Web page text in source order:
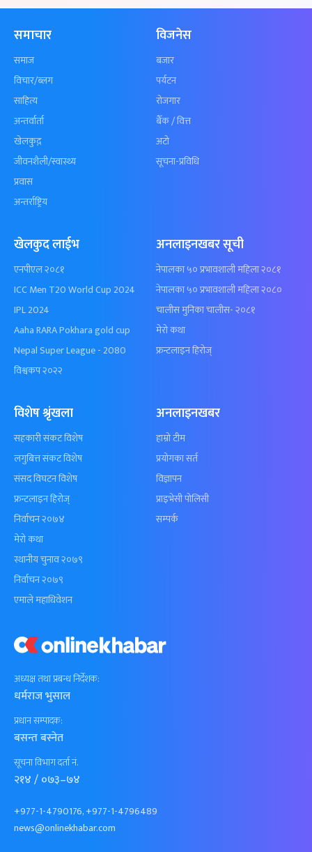
अध्यक्ष तथा प्रबन्ध निर्देशक:
धर्मराज भुसाल
प्रधान सम्पादक:
बसन्त बस्नेत
सूचना विभाग दर्ता नं.
२१४ / ०७३–७४
+977-1-4790176, +977-1-4796489
news@onlinekhabar.com
समाचार
समाज
विचार/ब्लग
साहित्य
अन्तर्वार्ता
खेलकुद़़
जीवनशैली/स्वास्थ्य
प्रवास
अन्तर्राष्ट्रिय
विजनेस
बजार
पर्यटन
रोजगार
बैँक / वित्त
अटो
सूचना-प्रविधि
खेलकुद लाईभ
एनपीएल २०८१
ICC Men T20 World Cup 2024
IPL 2024
Aaha RARA Pokhara gold cup
Nepal Super League - 2080
विश्वकप २०२२
अनलाइनखबर सूची
नेपालका ५० प्रभावशाली महिला २०८१
नेपालका ५० प्रभावशाली महिला २०८०
चालीस मुनिका चालीस- २०८१
मेरो कथा
फ्रन्टलाइन हिरोज्
विशेष श्रृंखला
सहकारी संकट विशेष
लगुबित्त संकट विशेष
संसद विघटन विशेष
फ्रन्टलाइन हिरोज्
निर्वाचन २०७४
मेरो कथा
स्थानीय चुनाव २०७९
निर्वाचन २०७९
एमाले महाधिवेशन
अनलाइनखबर
हाम्रो टीम
प्रयोगका सर्त
विज्ञापन
प्राइभेसी पोलिसी
सम्पर्क